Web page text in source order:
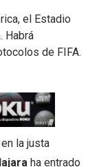
el Estadio
Habrá
de FIFA.
la justa
ha entrado